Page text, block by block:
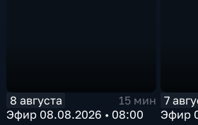
8 августа
15 мин
Эфир 08.08.2026 • 08:00
7
Эфир